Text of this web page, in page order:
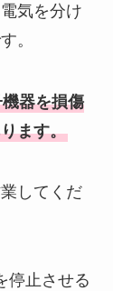
気を分け
。
器を損傷
ます。
してくだ
停止させる